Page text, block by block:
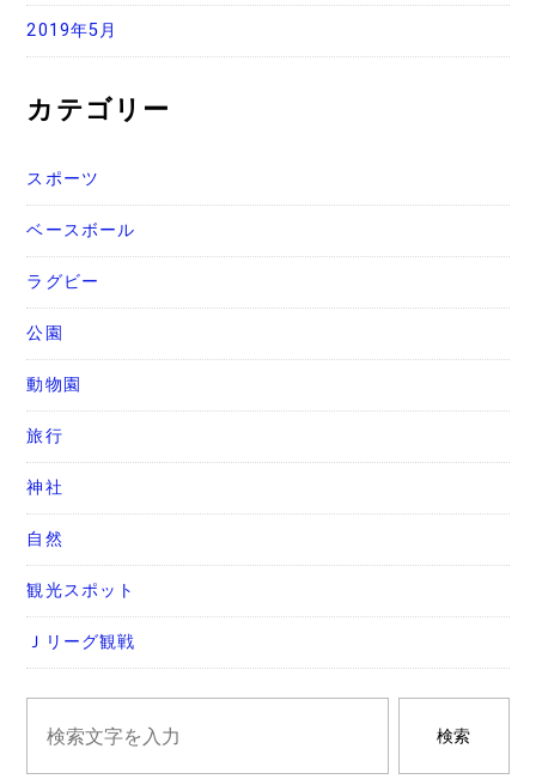
2019年5月
カテゴリー
スポーツ
ベースボール
ラグビー
公園
動物園
旅行
神社
自然
観光スポット
Ｊリーグ観戦
検索